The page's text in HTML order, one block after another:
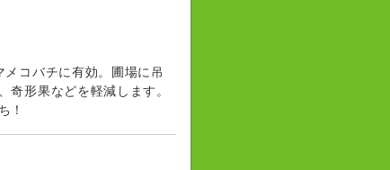
コバチに有効。圃場に吊
奇形果などを軽減します。
！